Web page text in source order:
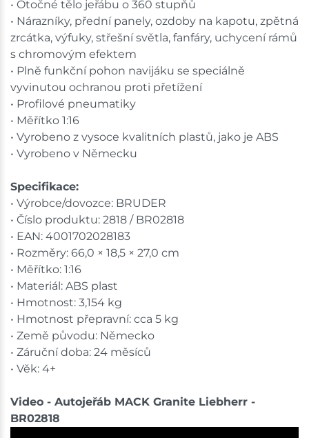
• Otočné tělo jeřábu o 360 stupňů
• Nárazníky, přední panely, ozdoby na kapotu, zpětná
zrcátka, výfuky, střešní světla, fanfáry, uchycení rámů
s chromovým efektem
• Plně funkční pohon navijáku se speciálně
vyvinutou ochranou proti přetížení
• Profilové pneumatiky
• Měřítko 1:16
• Vyrobeno z vysoce kvalitních plastů, jako je ABS
• Vyrobeno v Německu
Specifikace:
• Výrobce/dovozce: BRUDER
• Číslo produktu: 2818 / BR02818
• EAN: 4001702028183
• Rozměry: 66,0 × 18,5 × 27,0 cm
• Měřítko: 1:16
• Materiál: ABS plast
• Hmotnost: 3,154 kg
• Hmotnost přepravní: cca 5 kg
• Země původu: Německo
• Záruční doba: 24 měsíců
• Věk: 4+
Video - Autojeřáb MACK Granite Liebherr -
BR02818